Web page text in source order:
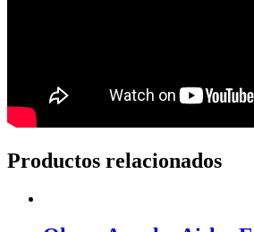
Productos relacionados